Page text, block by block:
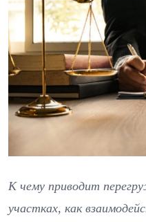
К чему приводит
участках, как